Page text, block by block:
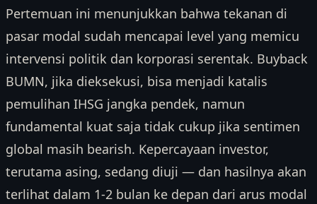
Pertemuan ini menunjukkan bahwa tekanan di
pasar modal sudah mencapai level yang memicu
intervensi politik dan korporasi serentak. Buyback
BUMN, jika dieksekusi, bisa menjadi katalis
pemulihan IHSG jangka pendek, namun
fundamental kuat saja tidak cukup jika sentimen
global masih bearish. Kepercayaan investor,
terutama asing, sedang diuji — dan hasilnya akan
terlihat dalam 1-2 bulan ke depan dari arus modal